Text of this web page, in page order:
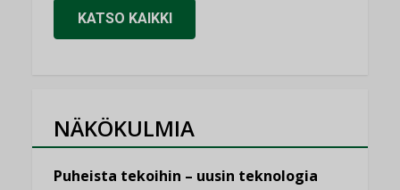
KATSO KAIKKI
NÄKÖKULMIA
Puheista tekoihin – uusin teknologia